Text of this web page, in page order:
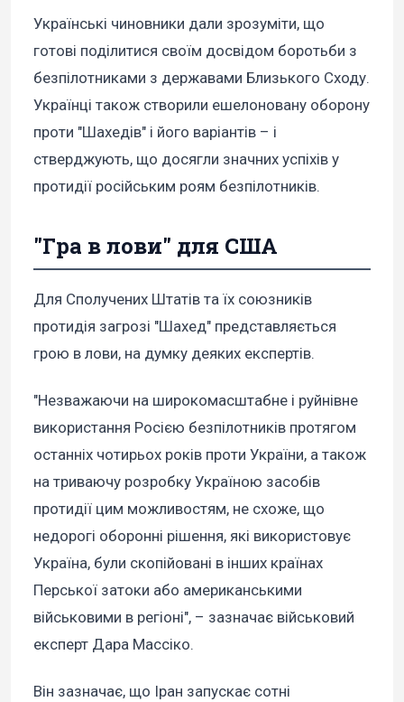
Українські чиновники дали зрозуміти, що
готові поділитися своїм досвідом боротьби з
безпілотниками з державами Близького Сходу.
Українці також створили ешелоновану оборону
проти "Шахедів" і його варіантів – і
стверджують, що досягли значних успіхів у
протидії російським роям безпілотників.
"Гра в лови" для США
Для Сполучених Штатів та їх союзників
протидія загрозі "Шахед" представляється
грою в лови, на думку деяких експертів.
"Незважаючи на широкомасштабне і руйнівне
використання Росією безпілотників протягом
останніх чотирьох років проти України, а також
на триваючу розробку Україною засобів
протидії цим можливостям, не схоже, що
недорогі оборонні рішення, які використовує
Україна, були скопійовані в інших країнах
Перської затоки або американськими
військовими в регіоні", – зазначає військовий
експерт Дара Массіко.
Він зазначає, що Іран запускає сотні